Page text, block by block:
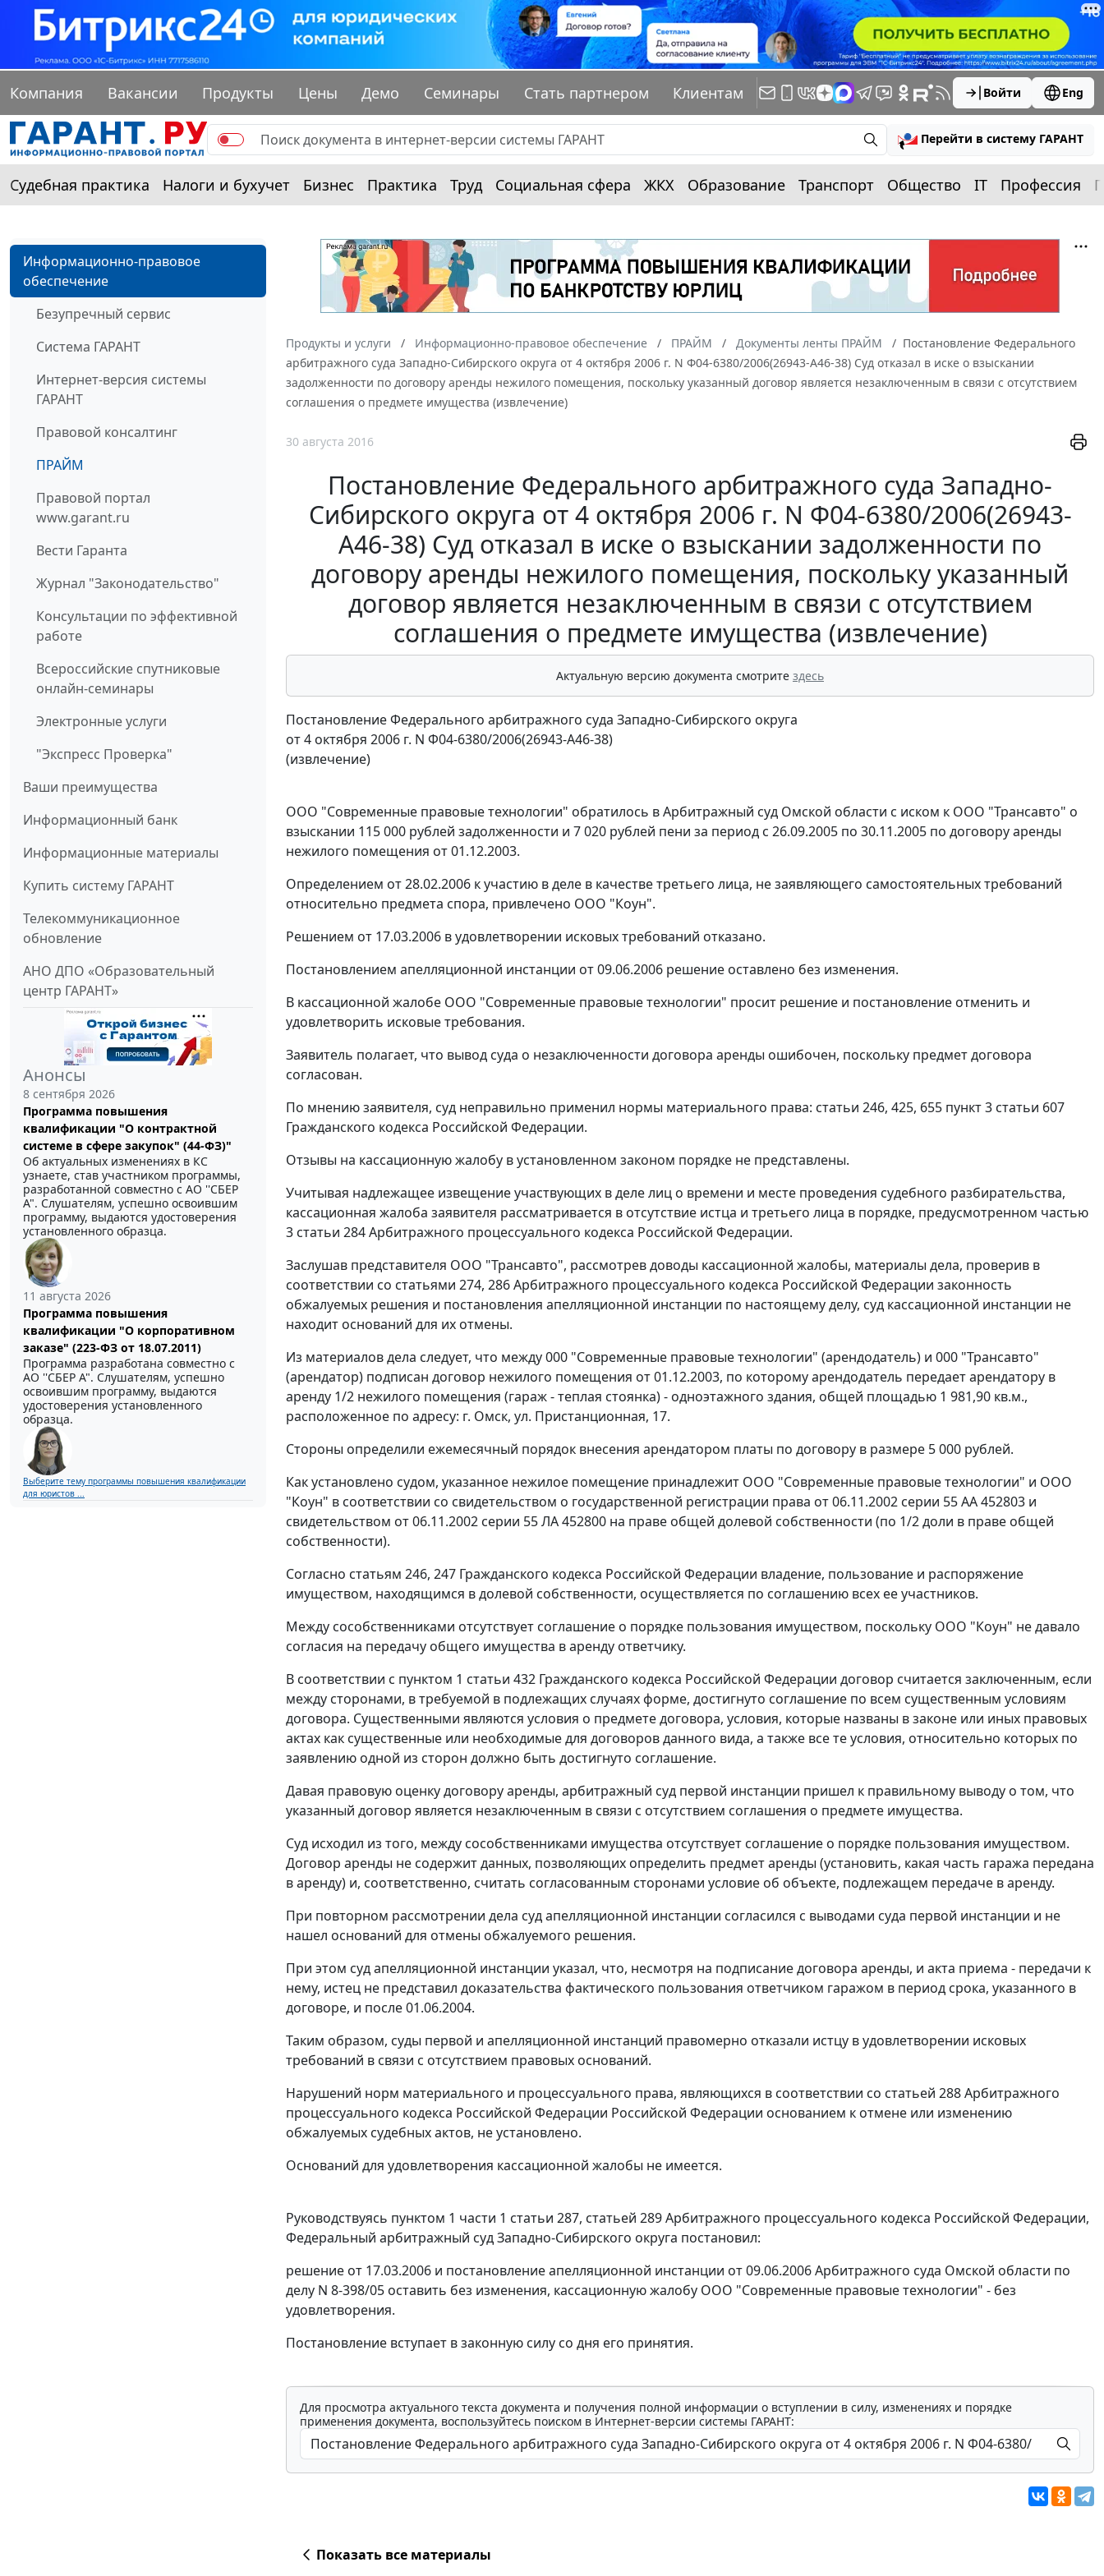
Компания Вакансии Продукты Цены Демо Семинары Стать партнером Клиентам Войти Eng
Перейти в систему ГАРАНТ
Судебная практика Налоги и бухучет Бизнес Практика Труд Социальная сфера ЖКХ Образование Транспорт Общество IT Профессия
Информационно-правовое
обеспечение
Безупречный сервис
Система ГАРАНТ
Интернет-версия системы
ГАРАНТ
Правовой консалтинг
ПРАЙМ
Правовой портал
www.garant.ru
Вести Гаранта
Журнал "Законодательство"
Консультации по эффективной
работе
Всероссийские спутниковые
онлайн-семинары
Электронные услуги
"Экспресс Проверка"
Ваши преимущества
Информационный банк
Информационные материалы
Купить систему ГАРАНТ
Телекоммуникационное
обновление
АНО ДПО «Образовательный
центр ГАРАНТ»
Анонсы
8 сентября 2026
Программа повышения
квалификации "О контрактной
системе в сфере закупок" (44-ФЗ)"
Об актуальных изменениях в КС
узнаете, став участником программы,
разработанной совместно с АО ''СБЕР
А". Слушателям, успешно освоившим
программу, выдаются удостоверения
установленного образца.
11 августа 2026
Программа повышения
квалификации "О корпоративном
заказе" (223-ФЗ от 18.07.2011)
Программа разработана совместно с
АО ''СБЕР А". Слушателям, успешно
освоившим программу, выдаются
удостоверения установленного
образца.
Выберите тему программы повышения квалификации
для юристов ...
Продукты и услуги Информационно-правовое обеспечение ПРАЙМ Документы ленты ПРАЙМ
Постановление Федерального
арбитражного суда Западно-Сибирского округа от 4 октября 2006 г. N Ф04-6380/2006(26943-А46-38) Суд отказал в иске о взыскании
задолженности по договору аренды нежилого помещения, поскольку указанный договор является незаключенным в связи с отсутствием
соглашения о предмете имущества (извлечение)
30 августа 2016
Постановление Федерального арбитражного суда Западно-
Сибирского округа от 4 октября 2006 г. N Ф04-6380/2006(26943-
А46-38) Суд отказал в иске о взыскании задолженности по
договору аренды нежилого помещения, поскольку указанный
договор является незаключенным в связи с отсутствием
соглашения о предмете имущества (извлечение)
Актуальную версию документа смотрите здесь
Постановление Федерального арбитражного суда Западно-Сибирского округа
от 4 октября 2006 г. N Ф04-6380/2006(26943-А46-38)
(извлечение)
ООО "Современные правовые технологии" обратилось в Арбитражный суд Омской области с иском к ООО "Трансавто" о
взыскании 115 000 рублей задолженности и 7 020 рублей пени за период с 26.09.2005 по 30.11.2005 по договору аренды
нежилого помещения от 01.12.2003.
Определением от 28.02.2006 к участию в деле в качестве третьего лица, не заявляющего самостоятельных требований
относительно предмета спора, привлечено ООО "Коун".
Решением от 17.03.2006 в удовлетворении исковых требований отказано.
Постановлением апелляционной инстанции от 09.06.2006 решение оставлено без изменения.
В кассационной жалобе ООО "Современные правовые технологии" просит решение и постановление отменить и
удовлетворить исковые требования.
Заявитель полагает, что вывод суда о незаключенности договора аренды ошибочен, поскольку предмет договора
согласован.
По мнению заявителя, суд неправильно применил нормы материального права: статьи 246, 425, 655 пункт 3 статьи 607
Гражданского кодекса Российской Федерации.
Отзывы на кассационную жалобу в установленном законом порядке не представлены.
Учитывая надлежащее извещение участвующих в деле лиц о времени и месте проведения судебного разбирательства,
кассационная жалоба заявителя рассматривается в отсутствие истца и третьего лица в порядке, предусмотренном частью
3 статьи 284Арбитражного процессуального кодекса Российской Федерации.
Заслушав представителя ООО "Трансавто", рассмотрев доводы кассационной жалобы, материалы дела, проверив в
соответствии со статьями 274, 286Арбитражного процессуального кодекса Российской Федерации законность
обжалуемых решения и постановления апелляционной инстанции по настоящему делу, суд кассационной инстанции не
находит оснований для их отмены.
Из материалов дела следует, что между 000 "Современные правовые технологии" (арендодатель) и 000 "Трансавто"
(арендатор) подписан договор нежилого помещения от 01.12.2003, по которому арендодатель передает арендатору в
аренду 1/2 нежилого помещения (гараж - теплая стоянка) - одноэтажного здания, общей площадью 1 981,90 кв.м.,
расположенное по адресу: г. Омск, ул. Пристанционная, 17.
Стороны определили ежемесячный порядок внесения арендатором платы по договору в размере 5 000 рублей.
Как установлено судом, указанное нежилое помещение принадлежит ООО "Современные правовые технологии" и ООО
"Коун" в соответствии со свидетельством о государственной регистрации права от 06.11.2002 серии 55 АА 452803 и
свидетельством от 06.11.2002 серии 55 ЛА 452800 на праве общей долевой собственности (по 1/2 доли в праве общей
собственности).
Согласно статьям 246, 247 Гражданского кодекса Российской Федерации владение, пользование и распоряжение
имуществом, находящимся в долевой собственности, осуществляется по соглашению всех ее участников.
Между сособственниками отсутствует соглашение о порядке пользования имуществом, поскольку ООО "Коун" не давало
согласия на передачу общего имущества в аренду ответчику.
В соответствии с пунктом 1 статьи 432 Гражданского кодекса Российской Федерации договор считается заключенным, если
между сторонами, в требуемой в подлежащих случаях форме, достигнуто соглашение по всем существенным условиям
договора. Существенными являются условия о предмете договора, условия, которые названы в законе или иных правовых
актах как существенные или необходимые для договоров данного вида, а также все те условия, относительно которых по
заявлению одной из сторон должно быть достигнуто соглашение.
Давая правовую оценку договору аренды, арбитражный суд первой инстанции пришел к правильному выводу о том, что
указанный договор является незаключенным в связи с отсутствием соглашения о предмете имущества.
Суд исходил из того, между сособственниками имущества отсутствует соглашение о порядке пользования имуществом.
Договор аренды не содержит данных, позволяющих определить предмет аренды (установить, какая часть гаража передана
в аренду) и, соответственно, считать согласованным сторонами условие об объекте, подлежащем передаче в аренду.
При повторном рассмотрении дела суд апелляционной инстанции согласился с выводами суда первой инстанции и не
нашел оснований для отмены обжалуемого решения.
При этом суд апелляционной инстанции указал, что, несмотря на подписание договора аренды, и акта приема - передачи к
нему, истец не представил доказательства фактического пользования ответчиком гаражом в период срока, указанного в
договоре, и после 01.06.2004.
Таким образом, суды первой и апелляционной инстанций правомерно отказали истцу в удовлетворении исковых
требований в связи с отсутствием правовых оснований.
Нарушений норм материального и процессуального права, являющихся в соответствии со статьей 288Арбитражного
процессуального кодекса Российской Федерации Российской Федерации основанием к отмене или изменению
обжалуемых судебных актов, не установлено.
Оснований для удовлетворения кассационной жалобы не имеется.
Руководствуясь пунктом 1 части 1 статьи 287, статьей 289Арбитражного процессуального кодекса Российской Федерации,
Федеральный арбитражный суд Западно-Сибирского округа постановил:
решение от 17.03.2006 и постановление апелляционной инстанции от 09.06.2006 Арбитражного суда Омской области по
делу N 8-398/05 оставить без изменения, кассационную жалобу ООО "Современные правовые технологии" - без
удовлетворения.
Постановление вступает в законную силу со дня его принятия.
Для просмотра актуального текста документа и получения полной информации о вступлении в силу, изменениях и порядке
применения документа, воспользуйтесь поиском в Интернет-версии системы ГАРАНТ:
Показать все материалы